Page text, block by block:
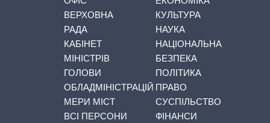
ВЕРХОВНА
РАДА
КАБІНЕТ
МІНІСТРІВ
ГОЛОВИ
ОБЛАДМІНІСТРАЦІЙ
МЕРИ МІСТ
ВСІ ПЕРСОНИ
КУЛЬТУРА
НАУКА
НАЦІОНАЛЬНА
БЕЗПЕКА
ПОЛІТИКА
ПРАВО
СУСПІЛЬСТВО
ФІНАНСИ